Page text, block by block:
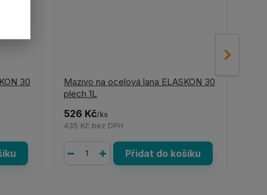
30
Mazivo na ocelová lana ELASKON 30
plech 1L
526 Kč/ks
435 Kč bez DPH
Přidat do košíku